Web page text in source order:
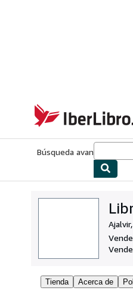
IberLibro.com
Búsqueda avanzada
Tienda Acerca de